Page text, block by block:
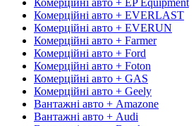
Комерційні авто + EVERLAST
Комерційні авто + EVERUN
Комерційні авто + Farmer
Комерційні авто + Ford
Комерційні авто + Foton
Комерційні авто + GAS
Комерційні авто + Geely
Вантажні авто + Amazone
Вантажні авто + Audi